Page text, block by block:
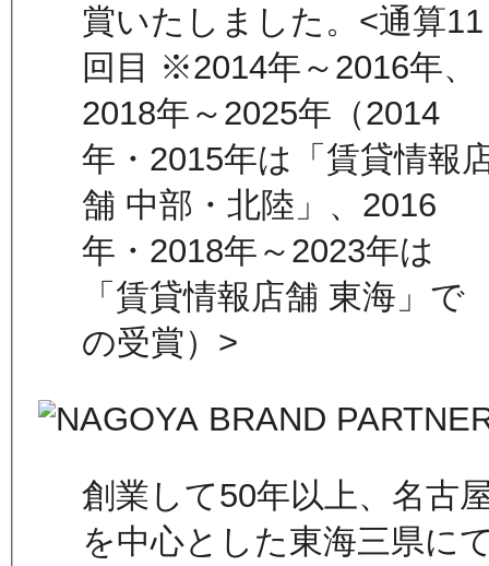
賞いたしました。<通算11
回目 ※2014年～2016年、
2018年～2025年（2014
年・2015年は「賃貸情報
舗 中部・北陸」、2016
年・2018年～2023年は
「賃貸情報店舗 東海」で
の受賞）>
創業して50年以上、名古
を中心とした東海三県に